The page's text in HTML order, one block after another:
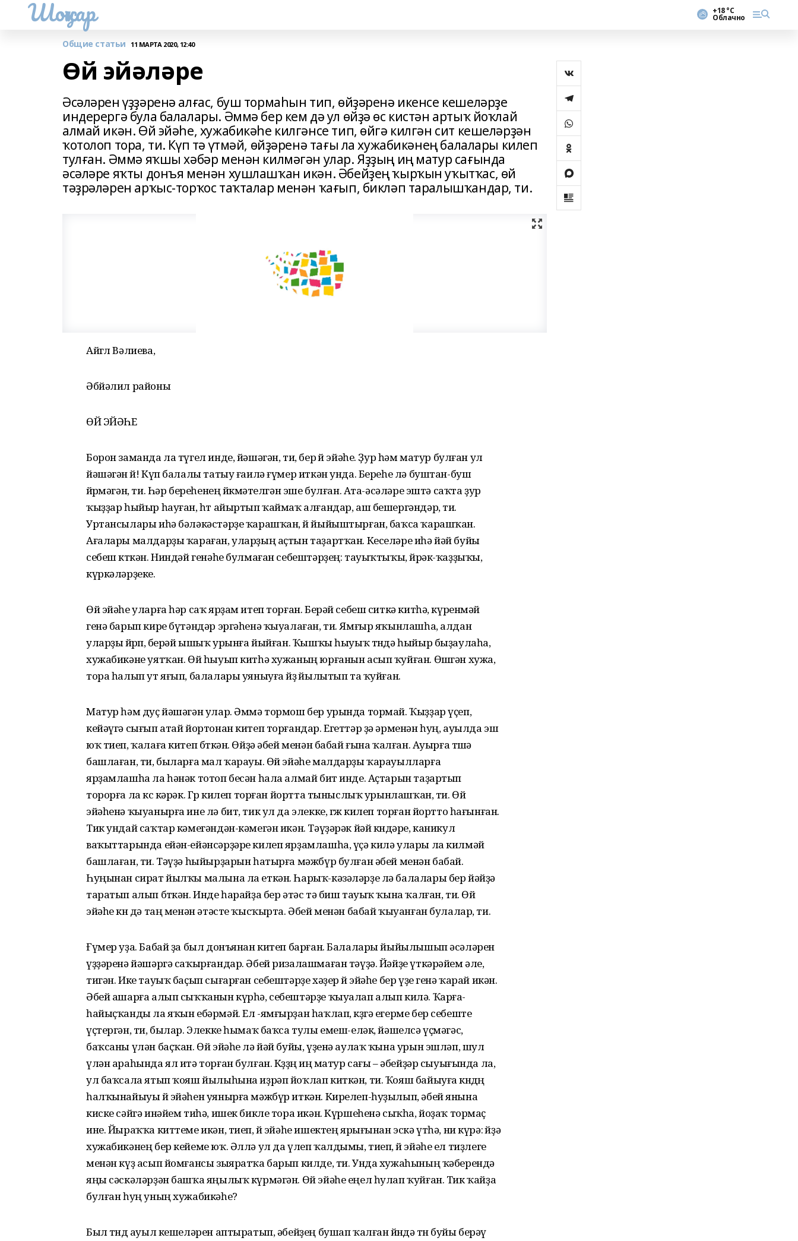
Шоңҡар +18 °С
Облачно
Общие статьи 11 МАРТА 2020, 12:40
Өй эйәләре
Әсәләрен үҙҙәренә алғас, буш тормаһын тип, өйҙәренә икенсе кешеләрҙе
индерергә була балалары. Әммә бер кем дә ул өйҙә өс кистән артыҡ йоҡлай
алмай икән. Өй эйәһе, хужабикәһе килгәнсе тип, өйгә килгән сит кешеләрҙән
ҡотолоп тора, ти. Күп тә үтмәй, өйҙәренә тағы ла хужабикәнең балалары килеп
тулған. Әммә яҡшы хәбәр менән килмәгән улар. Яҙҙың иң матур сағында
әсәләре яҡты донъя менән хушлашҡан икән. Әбейҙең ҡырҡын уҡытҡас, өй
тәҙрәләрен арҡыс-торҡос таҡталар менән ҡағып, бикләп таралышҡандар, ти.
Айгөл Вәлиева,
Әбйәлил районы
ӨЙ ЭЙӘҺЕ
Борон заманда ла түгел инде, йәшәгән, ти, бер өй эйәһе. Ҙур һәм матур булған ул
йәшәгән өй! Күп балалы татыу ғаилә ғүмер иткән унда. Береһе лә буштан-буш
йөрөмәгән, ти. Һәр береһенең йөкмәтелгән эше булған. Ата-әсәләре эштә саҡта ҙур
ҡыҙҙар һыйыр һауған, һөт айыртып ҡаймаҡ алғандар, аш бешергәндәр, ти.
Уртансылары иһә бәләкәстәрҙе ҡарашҡан, өй йыйыштырған, баҡса ҡарашҡан.
Ағалары малдарҙы ҡараған, уларҙың аҫтын таҙартҡан. Кеселәре иһә йәй буйы
себеш көткән. Ниндәй генәһе булмаған себештәрҙең: тауыҡтыҡы, өйрәк-ҡаҙҙыҡы,
күркәләрҙеке.
Өй эйәһе уларға һәр саҡ ярҙам итеп торған. Берәй себеш ситкә китһә, күренмәй
генә барып кире бүтәндәр эргәһенә ҡыуалаған, ти. Ямғыр яҡынлашһа, алдан
уларҙы өйөрөп, берәй ышыҡ урынға йыйған. Ҡышҡы һыуыҡ төндә һыйыр быҙаулаһа,
хужабикәне уятҡан. Өй һыуып китһә хужаның юрғанын асып ҡуйған. Өшөгән хужа,
тора һалып ут яғып, балалары уяныуға өйҙө йылытып та ҡуйған.
Матур һәм дуҫ йәшәгән улар. Әммә тормош бер урында тормай. Ҡыҙҙар үҫеп,
кейәүгә сығып атай йортонан китеп торғандар. Егеттәр ҙә әрменән һуң, ауылда эш
юҡ тиеп, ҡалаға китеп бөткән. Өйҙә әбей менән бабай ғына ҡалған. Ауырға төшә
башлаған, ти, быларға мал ҡарауы. Өй эйәһе малдарҙы ҡарауылларға
ярҙамлашһа ла һәнәк тотоп бесән һала алмай бит инде. Аҫтарын таҙартып
торорға ла көс кәрәк. Гөр килеп торған йортта тыныслыҡ урынлашҡан, ти. Өй
эйәһенә ҡыуанырға ине лә бит, тик ул да элекке, гөж килеп торған йортто һағынған.
Тик ундай саҡтар кәмегәндән-кәмегән икән. Тәүҙәрәк йәй көндәре, каникул
ваҡыттарында ейән-ейәнсәрҙәре килеп ярҙамлашһа, үҫә килә улары ла килмәй
башлаған, ти. Тәүҙә һыйырҙарын һатырға мәжбүр булған әбей менән бабай.
Һуңынан сират йылҡы малына ла еткән. Һарыҡ-кәзәләрҙе лә балалары бер йәйҙә
таратып алып бөткән. Инде һарайҙа бер әтәс тә биш тауыҡ ҡына ҡалған, ти. Өй
эйәһе көн дә таң менән әтәсте ҡысҡырта. Әбей менән бабай ҡыуанған булалар, ти.
Ғүмер уҙа. Бабай ҙа был донъянан китеп барған. Балалары йыйылышып әсәләрен
үҙҙәренә йәшәргә саҡырғандар. Әбей ризалашмаған тәүҙә. Йәйҙе үткәрәйем әле,
тигән. Ике тауыҡ баҫып сығарған себештәрҙе хәҙер өй эйәһе бер үҙе генә ҡарай икән.
Әбей ашарға алып сыҡҡанын күрһә, себештәрҙе ҡыуалап алып килә. Ҡарға-
һайыҫҡанды ла яҡын ебәрмәй. Ел -ямғырҙан һаҡлап, көҙгә егерме бер себеште
үҫтергән, ти, былар. Элекке һымаҡ баҡса тулы емеш-еләк, йәшелсә үҫмәгәс,
баҡсаны үлән баҫҡан. Өй эйәһе лә йәй буйы, үҙенә аулаҡ ҡына урын эшләп, шул
үлән араһында ял итә торған булған. Көҙҙөң иң матур сағы – әбейҙәр сыуығында ла,
ул баҡсала ятып ҡояш йылыһына иҙрәп йоҡлап киткән, ти. Ҡояш байыуға көндөң
һалҡынайыуы өй эйәһен уянырға мәжбүр иткән. Кирелеп-һуҙылып, әбей янына
киске сәйгә инәйем тиһә, ишек бикле тора икән. Күршеһенә сыҡһа, йоҙаҡ тормаҫ
ине. Йыраҡҡа киттеме икән, тиеп, өй эйәһе ишектең ярығынан эскә үтһә, ни күрә: өйҙә
хужабикәнең бер кейеме юҡ. Әллә ул да үлеп ҡалдымы, тиеп, өй эйәһе ел тиҙлеге
менән күҙ асып йомғансы зыяратҡа барып килде, ти. Унда хужаһының ҡәберендә
яңы сәскәләрҙән башҡа яңылыҡ күрмәгән. Өй эйәһе еңел һулап ҡуйған. Тик ҡайҙа
булған һуң уның хужабикәһе?
Был төндө ауыл кешеләрен аптыратып, әбейҙең бушап ҡалған өйөндә төнө буйы берәү